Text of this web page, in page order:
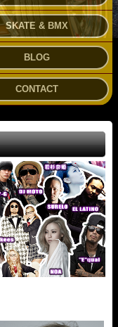
SKATE & BMX
BLOG
CONTACT